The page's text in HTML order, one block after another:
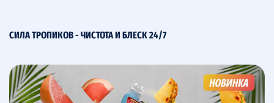
СИЛА ТРОПИКОВ - ЧИСТОТА И БЛЕСК 24/7